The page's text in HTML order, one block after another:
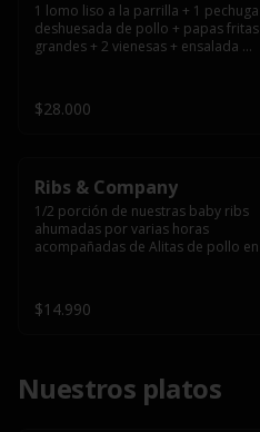
1 lomo liso a la parrilla + 1 pechuga
deshuesada de pollo + papas fritas
grandes + 2 vienesas + ensalada
$28.000
Ribs & Company
1/2 porción de nuestras baby ribs
ahumadas por varias horas
acompañadas de Alitas de pollo en
$14.990
Nuestros platos